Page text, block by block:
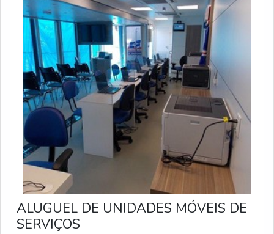
ALUGUEL DE UNIDADES MÓVEIS DE
SERVIÇOS